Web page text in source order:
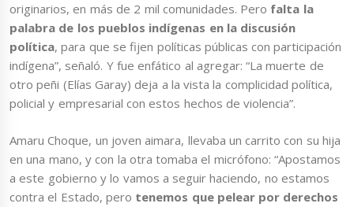
originarios, en más de 2 mil comunidades. Pero falta la
palabra de los pueblos indígenas en la discusión
política, para que se fijen políticas públicas con participación
indígena”, señaló. Y fue enfático al agregar: “La muerte de
otro peñi (Elías Garay) deja a la vista la complicidad política,
policial y empresarial con estos hechos de violencia”.
Amaru Choque, un joven aimara, llevaba un carrito con su hija
en una mano, y con la otra tomaba el micrófono: “Apostamos
a este gobierno y lo vamos a seguir haciendo, no estamos
contra el Estado, pero tenemos que pelear por derechos